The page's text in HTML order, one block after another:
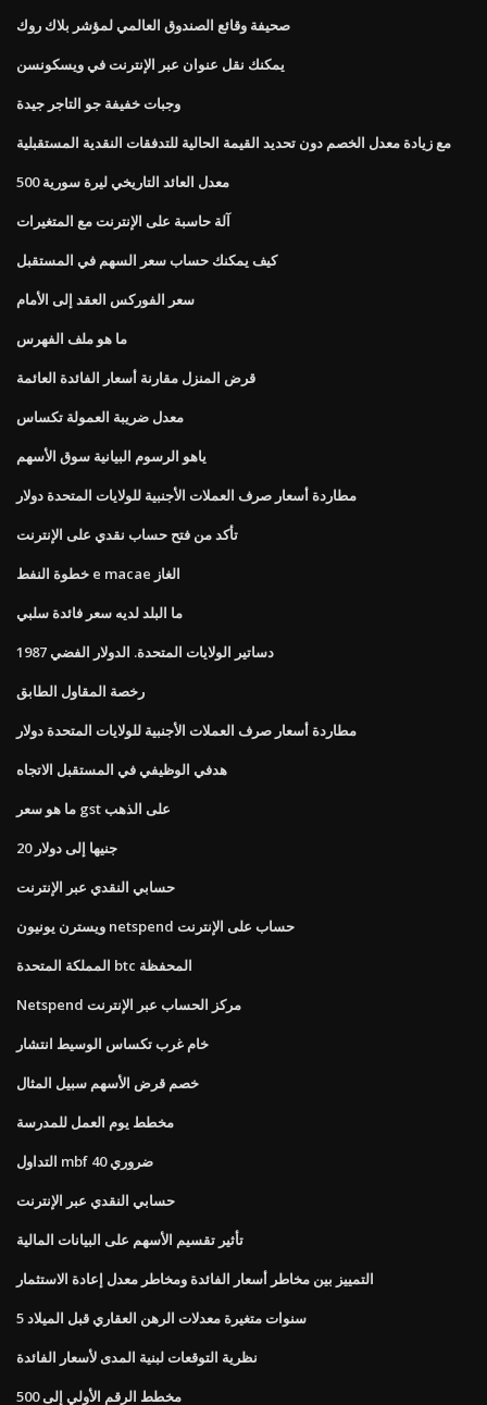
صحيفة وقائع الصندوق العالمي لمؤشر بلاك روك
يمكنك نقل عنوان عبر الإنترنت في ويسكونسن
وجبات خفيفة جو التاجر جيدة
مع زيادة معدل الخصم دون تحديد القيمة الحالية للتدفقات النقدية المستقبلية
معدل العائد التاريخي ليرة سورية 500
آلة حاسبة على الإنترنت مع المتغيرات
كيف يمكنك حساب سعر السهم في المستقبل
سعر الفوركس العقد إلى الأمام
ما هو ملف الفهرس
قرض المنزل مقارنة أسعار الفائدة العائمة
معدل ضريبة العمولة تكساس
ياهو الرسوم البيانية سوق الأسهم
مطاردة أسعار صرف العملات الأجنبية للولايات المتحدة دولار
تأكد من فتح حساب نقدي على الإنترنت
خطوة النفط e macae الغاز
ما البلد لديه سعر فائدة سلبي
دساتير الولايات المتحدة. الدولار الفضي 1987
رخصة المقاول الطابق
مطاردة أسعار صرف العملات الأجنبية للولايات المتحدة دولار
هدفي الوظيفي في المستقبل الاتجاه
ما هو سعر gst على الذهب
20 جنيها إلى دولار
حسابي النقدي عبر الإنترنت
ويسترن يونيون netspend حساب على الإنترنت
المملكة المتحدة btc المحفظة
Netspend مركز الحساب عبر الإنترنت
خام غرب تكساس الوسيط انتشار
خصم قرض الأسهم سبيل المثال
مخطط يوم العمل للمدرسة
التداول mbf ضروري 40
حسابي النقدي عبر الإنترنت
تأثير تقسيم الأسهم على البيانات المالية
التمييز بين مخاطر أسعار الفائدة ومخاطر معدل إعادة الاستثمار
5 سنوات متغيرة معدلات الرهن العقاري قبل الميلاد
نظرية التوقعات لبنية المدى لأسعار الفائدة
مخطط الرقم الأولي إلى 500